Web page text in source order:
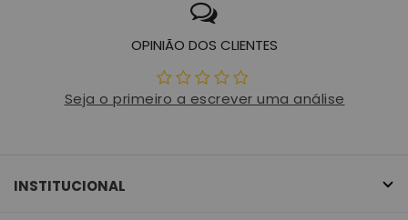
OPINIÃO DOS CLIENTES
Seja o primeiro a escrever uma análise
INSTITUCIONAL